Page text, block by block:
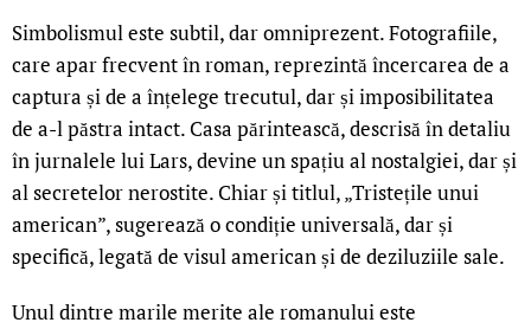
Simbolismul este subtil, dar omniprezent. Fotografiile,
care apar frecvent în roman, reprezintă încercarea de a
captura și de a înțelege trecutul, dar și imposibilitatea
de a-l păstra intact. Casa părintească, descrisă în detaliu
în jurnalele lui Lars, devine un spațiu al nostalgiei, dar și
al secretelor nerostite. Chiar și titlul, „Tristețile unui
american”, sugerează o condiție universală, dar și
specifică, legată de visul american și de deziluziile sale.
Unul dintre marile merite ale romanului este